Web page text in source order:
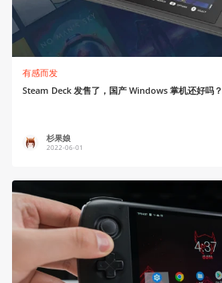
有感而发
Steam Deck 发售了，国产 Windows 掌机还好吗？
杉果娘
2022-06-01